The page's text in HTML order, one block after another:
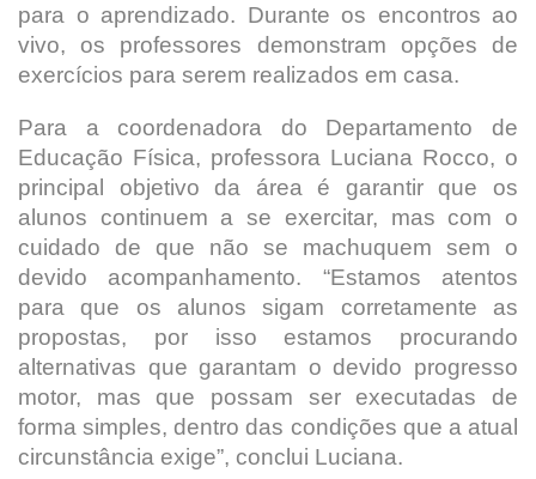
para o aprendizado. Durante os encontros ao
vivo, os professores demonstram opções de
exercícios para serem realizados em casa.
Para a coordenadora do Departamento de
Educação Física, professora Luciana Rocco, o
principal objetivo da área é garantir que os
alunos continuem a se exercitar, mas com o
cuidado de que não se machuquem sem o
devido acompanhamento. “Estamos atentos
para que os alunos sigam corretamente as
propostas, por isso estamos procurando
alternativas que garantam o devido progresso
motor, mas que possam ser executadas de
forma simples, dentro das condições que a atual
circunstância exige”, conclui Luciana.